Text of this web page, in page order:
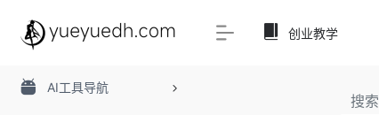
AI工具导航
创业教学
搜索